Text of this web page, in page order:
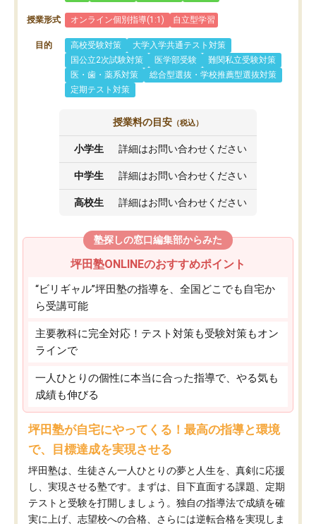
授業形式 オンライン個別指導(1:1) 自立型学習
目的 高校受験対策
大学入学共通テスト対策
国公立2次試験対策
医学部受験
難関私立受験対策
医・歯・薬系対策
総合型選抜・学校推薦型選抜対策
定期テスト対策
授業料の目安 （税込）
小学生 詳細はお問い合わせください
中学生 詳細はお問い合わせください
高校生 詳細はお問い合わせください
塾探しの窓口編集部からみた
坪田塾ONLINEのおすすめポイント
“ビリギャル”坪田塾の指導を、全国どこでも自宅か
ら受講可能
主要教科に完全対応！テスト対策も受験対策もオン
ラインで
一人ひとりの個性に本当に合った指導で、やる気も
成績も伸びる
坪田塾が自宅にやってくる！最高の指導と環境
で、目標達成を実現させる
坪田塾は、生徒さん一人ひとりの夢と人生を、真剣に応援
し、実現させる塾です。まずは、目下直面する課題、定期
テストと受験を打開しましょう。独自の指導法で成績を確
実に上げ、志望校への合格、さらには逆転合格を実現しま